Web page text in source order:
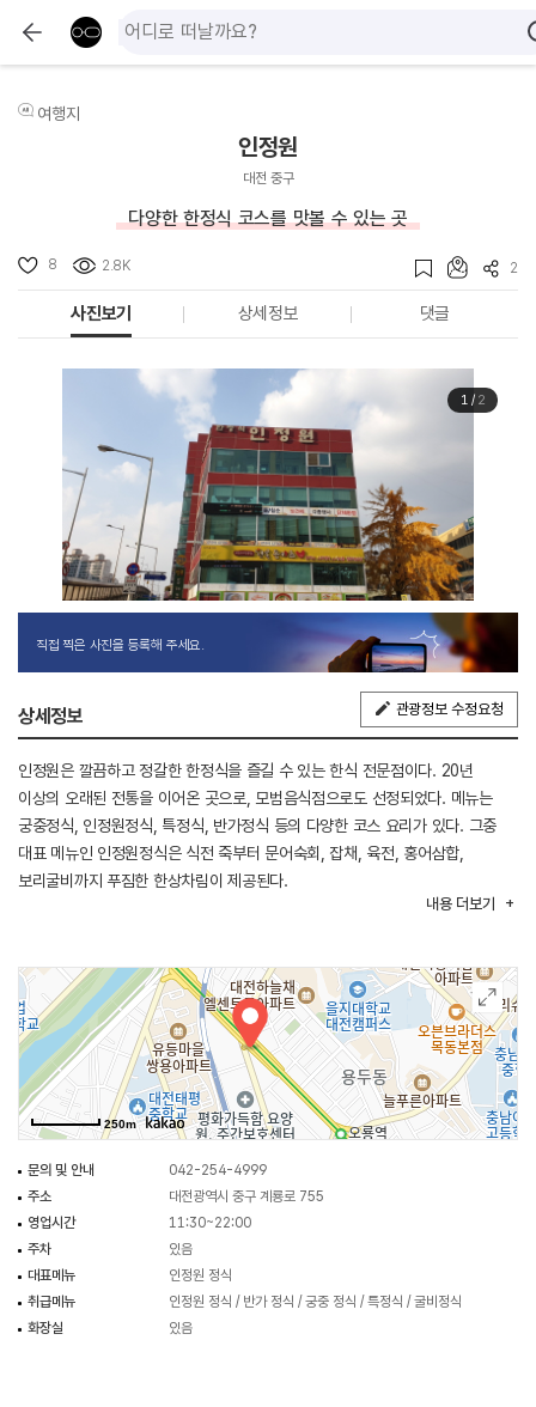
여행지
인정원
대전 중구
다양한 한정식 코스를 맛볼 수 있는 곳
8 2.8K 2
사진보기 상세정보 댓글
1/ 2
직접 찍은 사진을 등록해 주세요.
상세정보 관광정보 수정요청
인정원은 깔끔하고 정갈한 한정식을 즐길 수 있는 한식 전문점이다. 20년
이상의 오래된 전통을 이어온 곳으로, 모범음식점으로도 선정되었다. 메뉴는
궁중정식, 인정원정식, 특정식, 반가정식 등의 다양한 코스 요리가 있다. 그중
대표 메뉴인 인정원정식은 식전 죽부터 문어숙회, 잡채, 육전, 홍어삼합,
보리굴비까지 푸짐한 한상차림이 제공된다.
단체룸과 개별룸을 완비하고 있어 가족모임, 동호회 등을 즐길 수 있으며 예약은
내용 더보기
250m
문의 및 안내
042-254-4999
주소
대전광역시 중구 계룡로 755
영업시간
11:30~22:00
주차
있음
대표메뉴
인정원 정식
취급메뉴
인정원 정식 / 반가 정식 / 궁중 정식 / 특정식 / 굴비정식
화장실
있음